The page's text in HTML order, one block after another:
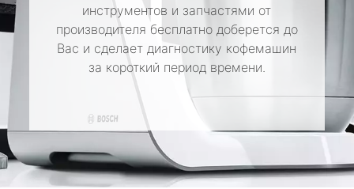
инструментов и запчастями от
производителя бесплатно доберется до
Вас и сделает диагностику кофемашин
за короткий период времени.